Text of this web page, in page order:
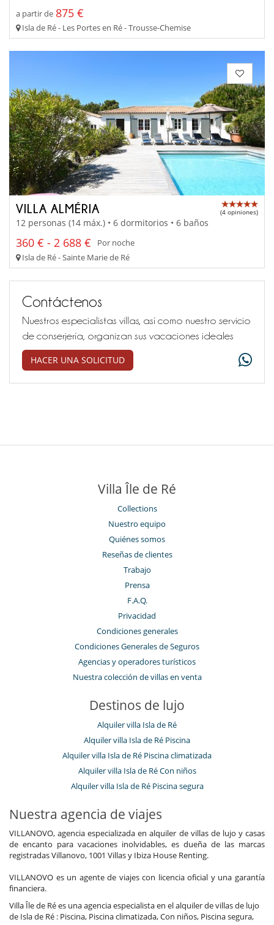
a partir de 875 €
Isla de Ré - Les Portes en Ré - Trousse-Chemise
VILLA ALMÉRIA (4 opiniones)
12 personas (14 máx.) • 6 dormitorios • 6 baños
360 € - 2 688 €
Por noche
Isla de Ré - Sainte Marie de Ré
Contáctenos
Nuestros especialistas villas, así como nuestro servicio
de conserjería, organizan sus vacaciones ideales
HACER UNA SOLICITUD
Villa Île de Ré
Collections
Nuestro equipo
Quiénes somos
Reseñas de clientes
Trabajo
Prensa
F.A.Q.
Privacidad
Condiciones generales
Condiciones Generales de Seguros
Agencias y operadores turísticos
Nuestra colección de villas en venta
Destinos de lujo
Alquiler villa Isla de Ré
Alquiler villa Isla de Ré Piscina
Alquiler villa Isla de Ré Piscina climatizada
Alquiler villa Isla de Ré Con niños
Alquiler villa Isla de Ré Piscina segura
Nuestra agencia de viajes
VILLANOVO, agencia especializada en alquiler de villas de lujo y casas
de encanto para vacaciones inolvidables, es dueña de las marcas
registradas Villanovo, 1001 Villas y Ibiza House Renting.
VILLANOVO es un agente de viajes con licencia oficial y una garantía
financiera.
Villa Île de Ré es una agencia especialista en el alquiler de villas de lujo
de Isla de Ré : Piscina, Piscina climatizada, Con niños, Piscina segura,